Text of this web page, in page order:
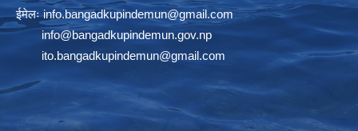
ईमेलःinfo.bangadkupindemun@gmail.com
info@bangadkupindemun.gov.np
ito.bangadkupindemun@gmail.com